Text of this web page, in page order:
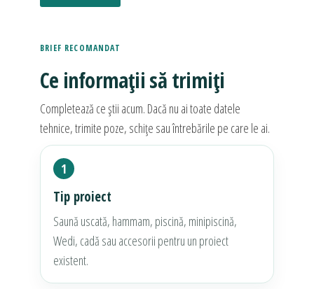
BRIEF RECOMANDAT
Ce informații să trimiți
Completează ce știi acum. Dacă nu ai toate datele
tehnice, trimite poze, schițe sau întrebările pe care le ai.
1
Tip proiect
Saună uscată, hammam, piscină, minipiscină,
Wedi, cadă sau accesorii pentru un proiect
existent.